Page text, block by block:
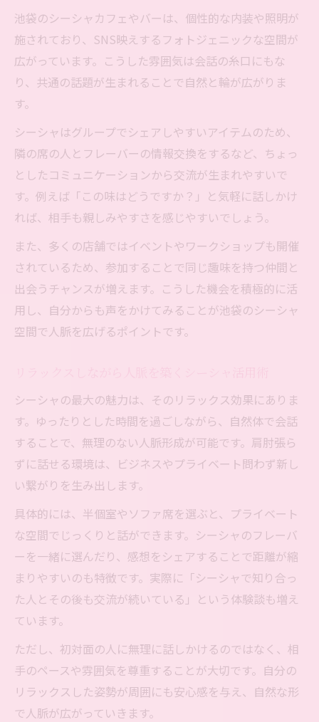
シーシャで安心できる池袋の空間作り
リラックス重視の池袋シーシャの魅力
ストレス解消に最適なシーシャ体験法
安心して長居できるシーシャの工夫
東京都豊島区で広がるシーシャ人脈術
シーシャで広がる東京都豊島区の人脈術
池袋発シーシャ人脈拡大の秘訣を解説
シーシャを活用した豊島区での交流法
池袋で始まる豊島区シーシャ交流の輪
池袋のシーシャカフェやバーは、個性的な内装や照明が
施されており、SNS映えするフォトジェニックな空間が
広がっています。こうした雰囲気は会話の糸口にもな
り、共通の話題が生まれることで自然と輪が広がりま
す。
シーシャはグループでシェアしやすいアイテムのため、
隣の席の人とフレーバーの情報交換をするなど、ちょっ
としたコミュニケーションから交流が生まれやすいで
す。例えば「この味はどうですか？」と気軽に話しかけ
れば、相手も親しみやすさを感じやすいでしょう。
また、多くの店舗ではイベントやワークショップも開催
されているため、参加することで同じ趣味を持つ仲間と
出会うチャンスが増えます。こうした機会を積極的に活
用し、自分からも声をかけてみることが池袋のシーシャ
空間で人脈を広げるポイントです。
シーシャの最大の魅力は、そのリラックス効果にありま
す。ゆったりとした時間を過ごしながら、自然体で会話
することで、無理のない人脈形成が可能です。肩肘張ら
ずに話せる環境は、ビジネスやプライベート問わず新し
い繋がりを生み出します。
具体的には、半個室やソファ席を選ぶと、プライベート
な空間でじっくりと話ができます。シーシャのフレーバ
ーを一緒に選んだり、感想をシェアすることで距離が縮
まりやすいのも特徴です。実際に「シーシャで知り合っ
た人とその後も交流が続いている」という体験談も増え
ています。
ただし、初対面の人に無理に話しかけるのではなく、相
手のペースや雰囲気を尊重することが大切です。自分の
リラックスした姿勢が周囲にも安心感を与え、自然な形
で人脈が広がっていきます。